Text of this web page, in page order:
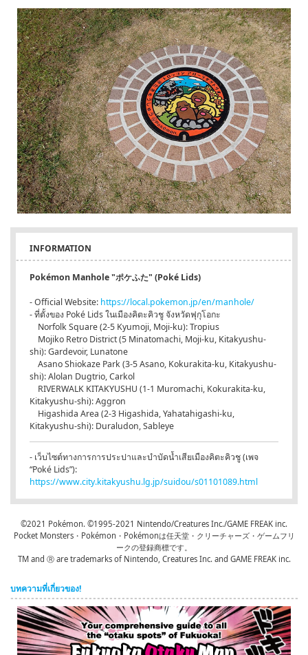
INFORMATION
Pokémon Manhole "ポケふた" (Poké Lids)
- Official Website: https://local.pokemon.jp/en/manhole/
- ที่ตั้งของ Poké Lids ในเมืองคิตะคิวชู จังหวัดฟุกุโอกะ
Norfolk Square (2-5 Kyumoji, Moji-ku): Tropius
Mojiko Retro District (5 Minatomachi, Moji-ku, Kitakyushu-
shi): Gardevoir, Lunatone
Asano Shiokaze Park (3-5 Asano, Kokurakita-ku, Kitakyushu-
shi): Alolan Dugtrio, Carkol
RIVERWALK KITAKYUSHU (1-1 Muromachi, Kokurakita-ku,
Kitakyushu-shi): Aggron
Higashida Area (2-3 Higashida, Yahatahigashi-ku,
Kitakyushu-shi): Duraludon, Sableye
- เว็บไซต์ทางการการประปาและบำบัดน้ำเสียเมืองคิตะคิวชู (เพจ
“Poké Lids”):
https://www.city.kitakyushu.lg.jp/suidou/s01101089.html
©2021 Pokémon. ©1995-2021 Nintendo/Creatures Inc./GAME FREAK inc.
Pocket Monsters・Pokémon・Pokémonは任天堂・クリーチャーズ・ゲームフリ
ークの登録商標です。
TM and Ⓡ are trademarks of Nintendo, Creatures Inc. and GAME FREAK inc.
บทความที่เกี่ยวของ!